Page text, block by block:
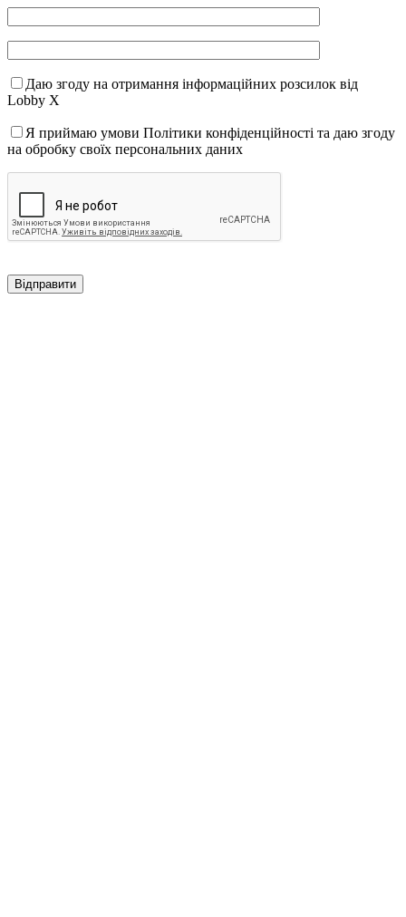
Даю згоду на отримання інформаційних розсилок від
Lobby X
Я приймаю умови Політики конфіденційності та даю згоду
на обробку своїх персональних даних